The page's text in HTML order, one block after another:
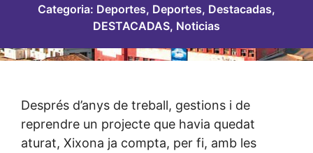
Categoria: Deportes, Deportes, Destacadas,
DESTACADAS, Noticias
Després d’anys de treball, gestions i de
reprendre un projecte que havia quedat
aturat, Xixona ja compta, per fi, amb les